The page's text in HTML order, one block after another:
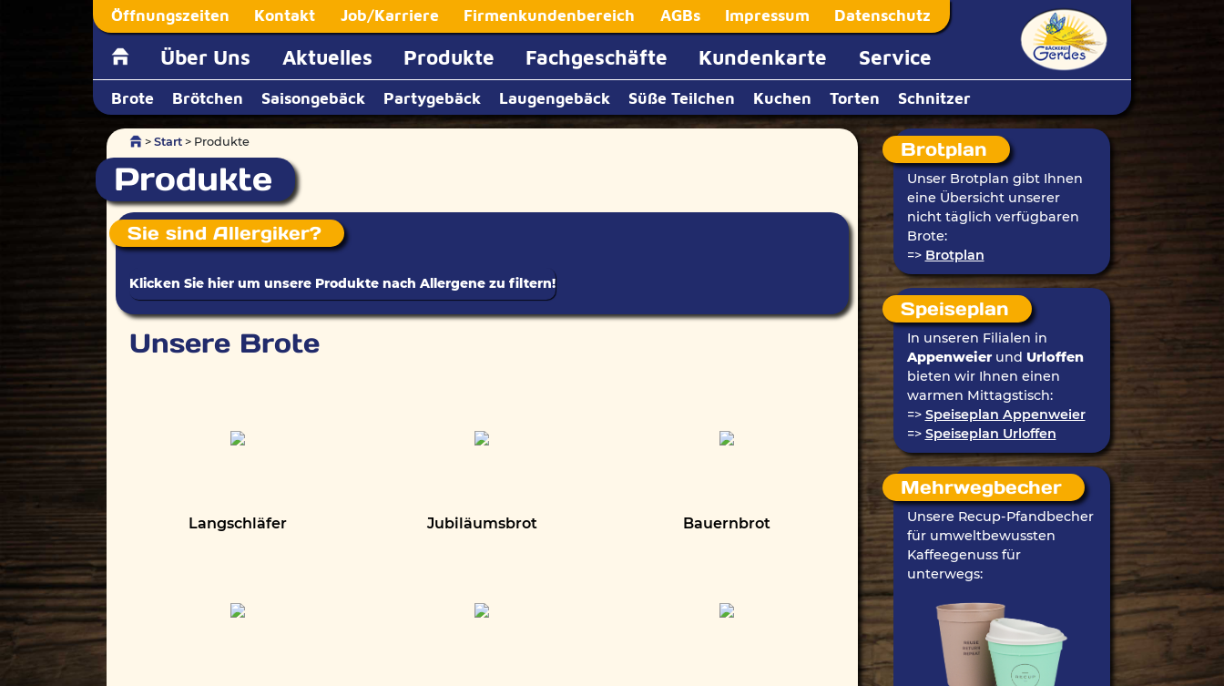
Öffnungszeiten Kontakt Job/Karriere Firmenkundenbereich AGBs Impressum Datenschutz
Über Uns Aktuelles Produkte Fachgeschäfte Kundenkarte Service
Brote Brötchen Saisongebäck Partygebäck Laugengebäck Süße Teilchen Kuchen Torten Schnitzer
> Start > Produkte
Produkte
Sie sind Allergiker?
Unsere Brote
Langschläfer Jubiläumsbrot Bauernbrot
Brotplan
Unser Brotplan gibt Ihnen
eine Übersicht unserer
nicht täglich verfügbaren
Brote:
=> Brotplan
Speiseplan
In unseren Filialen in
Appenweierund Urloffen
bieten wir Ihnen einen
warmen Mittagstisch:
=> Speiseplan Appenweier
=> Speiseplan Urloffen
Mehrwegbecher
Unsere Recup-Pfandbecher
für umweltbewussten
Kaffeegenuss für
unterwegs: